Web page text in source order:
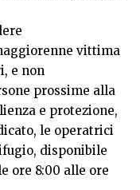
vittima
e non
prossime alla
e protezione,
le operatrici
disponibile
ore 8:00 alle ore